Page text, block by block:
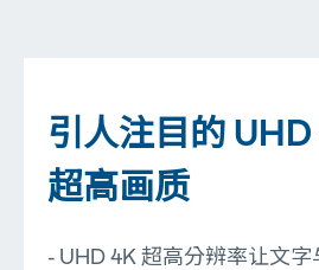
引人注目的
超高画质
UHD 4K 超高分辨率让文